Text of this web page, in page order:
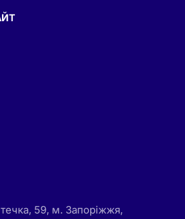
59, м. Запоріжжя,